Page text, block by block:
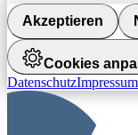
Akzeptieren
Cookies
DatenschutzImpressum